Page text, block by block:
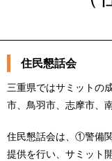
住民懇話会
三重県ではサミットの
市、鳥羽市、志摩市、
住民懇話会は、①警備
提供を行い、サミット